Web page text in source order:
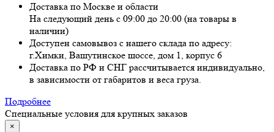
Доставка по Москве и области
На следующий день с 09:00 до 20:00 (на товары в
наличии)
Доступен самовывоз с нашего склада по адресу:
г.Химки, Вашутинское шоссе, дом 1, корпус 6
Доставка по РФ и СНГ рассчитывается индивидуально,
в зависимости от габаритов и веса груза.
Подробнее
Специальные условия для крупных заказов
×